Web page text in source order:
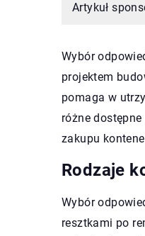
Artykuł
Wybór
projektem
pomaga w
różne
zakupu
Rodzaje
Wybór
resztkami po